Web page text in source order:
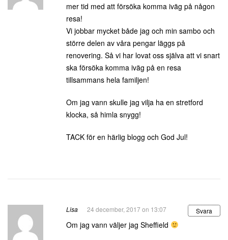
mer tid med att försöka komma iväg på någon
resa!
Vi jobbar mycket både jag och min sambo och
större delen av våra pengar läggs på
renovering. Så vi har lovat oss själva att vi snart
ska försöka komma iväg på en resa
tillsammans hela familjen!
Om jag vann skulle jag vilja ha en stretford
klocka, så himla snygg!
TACK för en härlig blogg och God Jul!
Lisa 24 december, 2017 on 13:07 Svara
Om jag vann väljer jag Sheffield